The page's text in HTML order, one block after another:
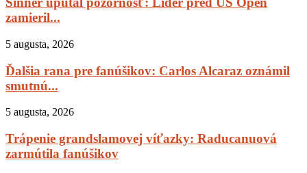
zamieril...
5 augusta, 2026
Ďalšia rana pre fanúšikov: Carlos Alcaraz oznámil
smutnú...
5 augusta, 2026
Trápenie grandslamovej víťazky: Raducanuová
zarmútila fanúšikov